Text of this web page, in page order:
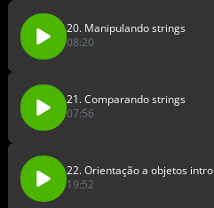
20. Manipulando strings
08:20
21. Comparando strings
07:56
22. Orientação a objetos intro
19:52